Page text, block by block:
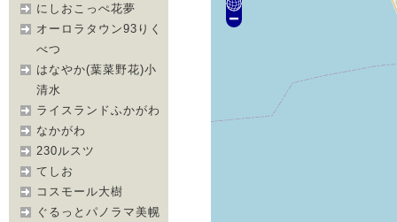
にしおこっぺ花夢
オーロラタウン93りく
べつ
はなやか(葉菜野花)小
清水
ライスランドふかがわ
なかがわ
230ルスツ
てしお
コスモール大樹
ぐるっとパノラマ美幌